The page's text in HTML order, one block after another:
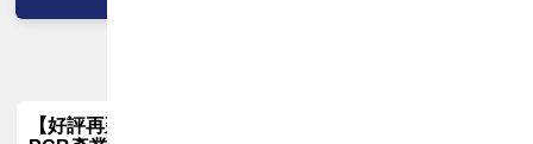
【好評再延長】PCB GPT 全面開放體驗延長到8月!!